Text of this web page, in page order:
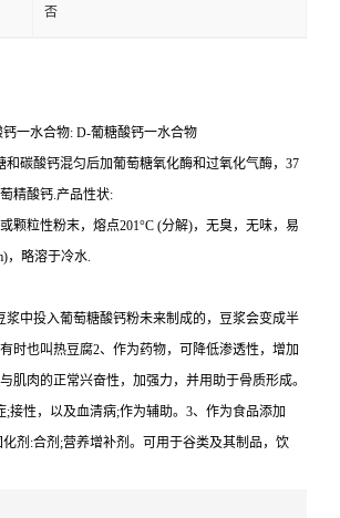
否
一水合物: D-葡糖酸钙一水合物
和碳酸钙混匀后加葡萄糖氧化酶和过氧化气酶，37
精酸钙.产品性状:
颗粒性粉末，熔点201°C (分解)，无臭，无味，易
，略溶于冷水.
浆中投入葡萄糖酸钙粉未来制成的，豆浆会变成半
时也叫热豆腐2、作为药物，可降低渗透性，增加
肌肉的正常兴奋性，加强力，并用助于骨质形成。
;接性，以及血清病;作为辅助。3、作为食品添加
剂:合剂;营养增补剂。可用于谷类及其制品，饮